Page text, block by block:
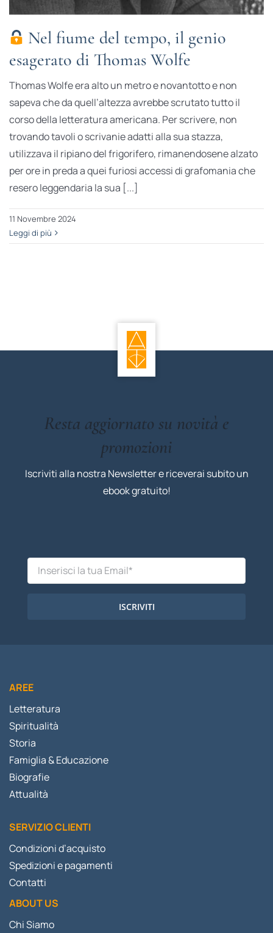
Nel fiume del tempo, il genio
esagerato di Thomas Wolfe
Thomas Wolfe era alto un metro e novantotto e non
sapeva che da quell’altezza avrebbe scrutato tutto il
corso della letteratura americana. Per scrivere, non
trovando tavoli o scrivanie adatti alla sua stazza,
utilizzava il ripiano del frigorifero, rimanendosene alzato
per ore in preda a quei furiosi accessi di grafomania che
resero leggendaria la sua [...]
11 Novembre 2024
Leggi di più
Resta aggiornato su novità e
promozioni
Iscriviti alla nostra Newsletter e riceverai subito un
ebook gratuito!
ISCRIVITI
AREE
Letteratura
Spiritualità
Storia
Famiglia & Educazione
Biografie
Attualità
SERVIZIO CLIENTI
Condizioni d’acquisto
Spedizioni e pagamenti
Contatti
ABOUT US
Chi Siamo